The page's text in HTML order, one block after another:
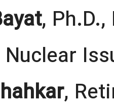
,
,